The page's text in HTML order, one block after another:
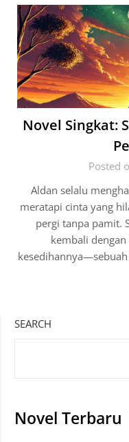
Novel Singkat:
Posted
Aldan selalu
meratapi cinta yang
pergi tanpa pamit.
kembali
SEARCH
Novel Terbaru